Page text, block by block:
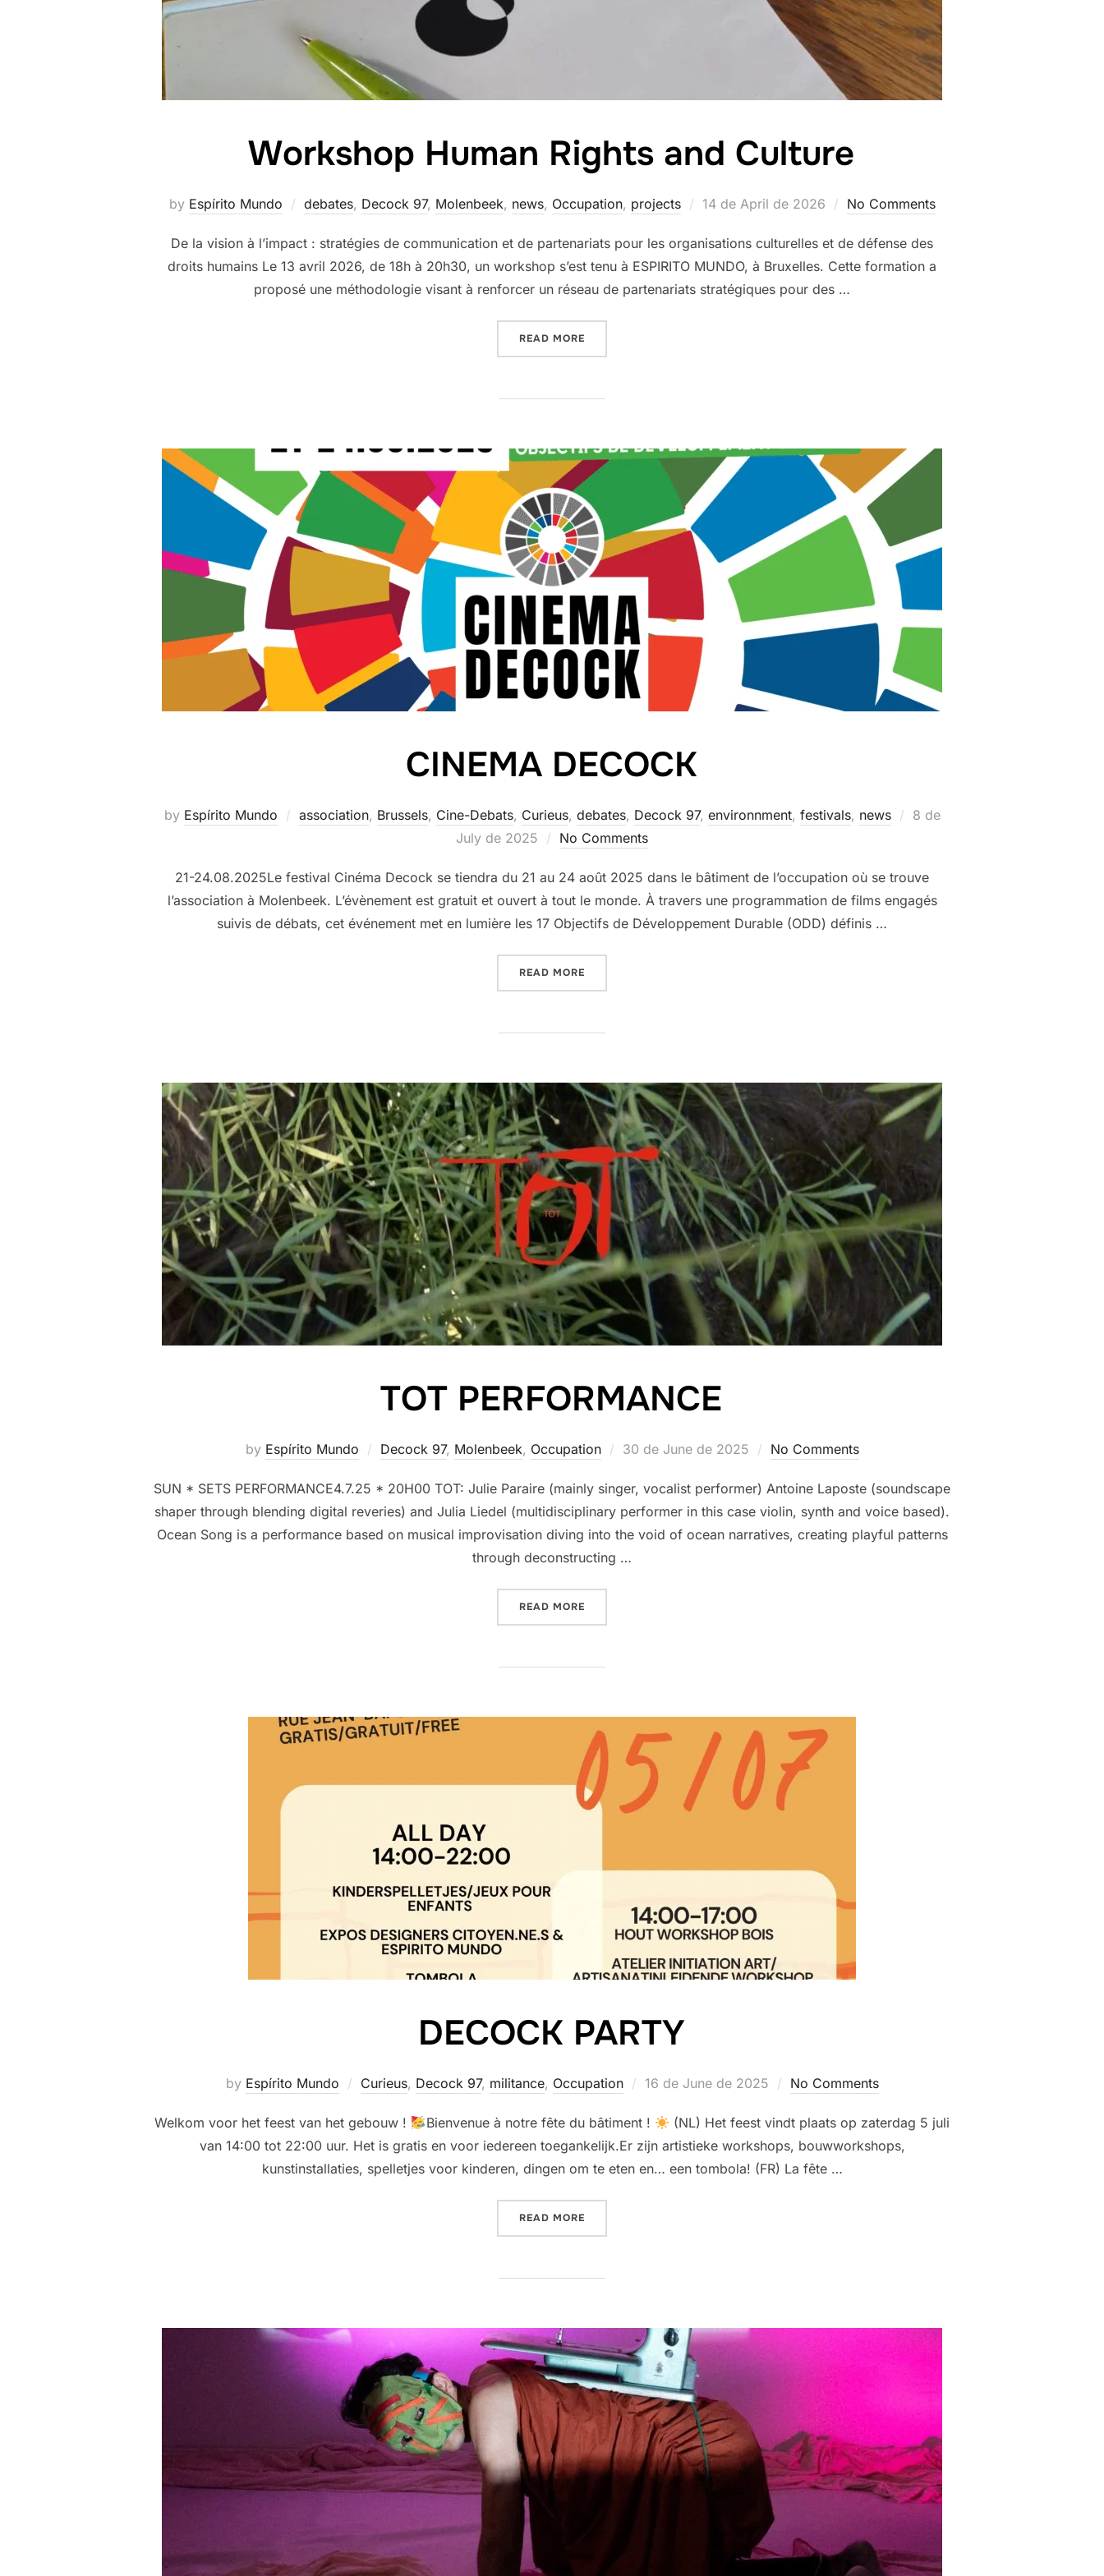
Workshop Human Rights and Culture
by Espírito Mundo debates, Decock 97, Molenbeek, news, Occupation, projects
Posted
14 de April de 2026 No Comments
De la vision à l’impact : stratégies de communication et de partenariats pour les organisations culturelles et de défense des
droits humains Le 13 avril 2026, de 18h à 20h30, un workshop s’est tenu à ESPIRITO MUNDO, à Bruxelles. Cette formation a
proposé une méthodologie visant à renforcer un réseau de partenariats stratégiques pour des …
READ MORE
CINEMA DECOCK
by Espírito Mundo association, Brussels, Cine-Debats, Curieus, debates, Decock 97, environnment, festivals, news
Posted
8 de
July de 2025
No Comments
21-24.08.2025Le festival Cinéma Decock se tiendra du 21 au 24 août 2025 dans le bâtiment de l’occupation où se trouve
l’association à Molenbeek. L’évènement est gratuit et ouvert à tout le monde. À travers une programmation de films engagés
suivis de débats, cet événement met en lumière les 17 Objectifs de Développement Durable (ODD) définis …
READ MORE
TOT PERFORMANCE
by Espírito Mundo Decock 97, Molenbeek, Occupation
Posted
30 de June de 2025 No Comments
SUN * SETS PERFORMANCE4.7.25 * 20H00 TOT: Julie Paraire (mainly singer, vocalist performer) Antoine Laposte (soundscape
shaper through blending digital reveries) and Julia Liedel (multidisciplinary performer in this case violin, synth and voice based).
Ocean Song is a performance based on musical improvisation diving into the void of ocean narratives, creating playful patterns
through deconstructing …
READ MORE
DECOCK PARTY
by Espírito Mundo Curieus, Decock 97, militance, Occupation
Posted
16 de June de 2025 No Comments
Welkom voor het feest van het gebouw ! Bienvenue à notre fête du bâtiment !
(NL) Het feest vindt plaats op zaterdag 5 juli
van 14:00 tot 22:00 uur. Het is gratis en voor iedereen toegankelijk.Er zijn artistieke workshops, bouwworkshops,
kunstinstallaties, spelletjes voor kinderen, dingen om te eten en… een tombola! (FR) La fête …
READ MORE